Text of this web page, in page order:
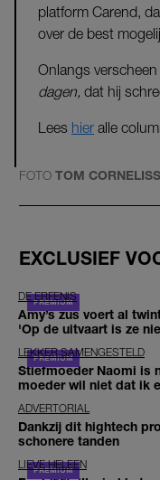
platform Carend,
over de best
Onlangs
dagen, dat hij
Lees hier alle
FOTO TOM
EXCLUSIEF
DE ERFENIS
Amy’s zus voert al
'Op de uitvaart is ze
LEKKER SAMENGESTELD
Stiefmoeder Naomi is
moeder wil niet dat ik
ADVERTORIAL
Dankzij dit hightech
schonere tanden
LIEVE HELEEN